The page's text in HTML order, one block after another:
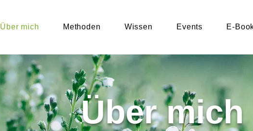
Über mich Methoden Wissen Events E-
Über mich